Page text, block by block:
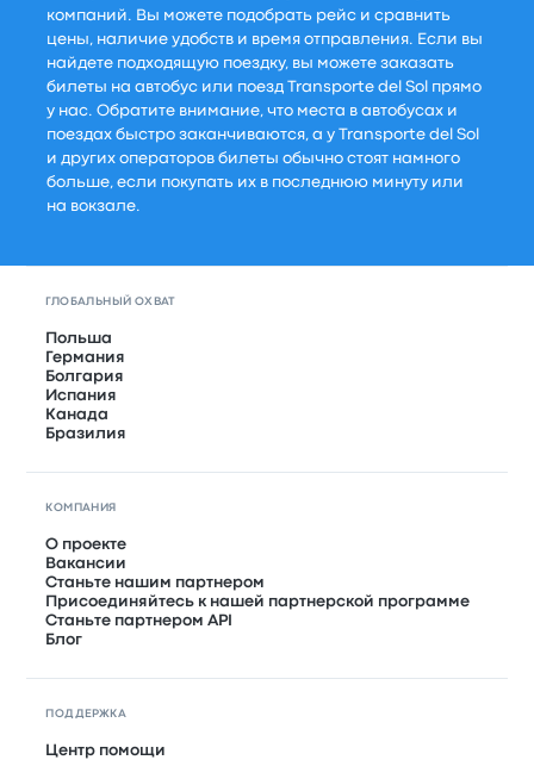
компаний. Вы можете подобрать рейс и сравнить
цены, наличие удобств и время отправления. Если вы
найдете подходящую поездку, вы можете заказать
билеты на автобус или поезд Transporte del Sol прямо
у нас. Обратите внимание, что места в автобусах и
поездах быстро заканчиваются, а у Transporte del Sol
и других операторов билеты обычно стоят намного
больше, если покупать их в последнюю минуту или
на вокзале.
ГЛОБАЛЬНЫЙ ОХВАТ
Польша
Германия
Болгария
Испания
Канада
Бразилия
КОМПАНИЯ
О проекте
Вакансии
Станьте нашим партнером
Присоединяйтесь к нашей партнерской программе
Станьте партнером API
Блог
ПОДДЕРЖКА
Центр помощи